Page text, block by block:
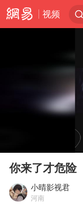
视频
Play
你来了才危险
小晴影视君
河南